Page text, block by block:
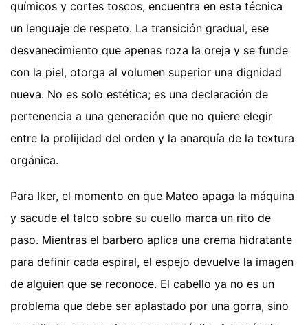
químicos y cortes toscos, encuentra en esta técnica
un lenguaje de respeto. La transición gradual, ese
desvanecimiento que apenas roza la oreja y se funde
con la piel, otorga al volumen superior una dignidad
nueva. No es solo estética; es una declaración de
pertenencia a una generación que no quiere elegir
entre la prolijidad del orden y la anarquía de la textura
orgánica.
Para Iker, el momento en que Mateo apaga la máquina
y sacude el talco sobre su cuello marca un rito de
paso. Mientras el barbero aplica una crema hidratante
para definir cada espiral, el espejo devuelve la imagen
de alguien que se reconoce. El cabello ya no es un
problema que debe ser aplastado por una gorra, sino